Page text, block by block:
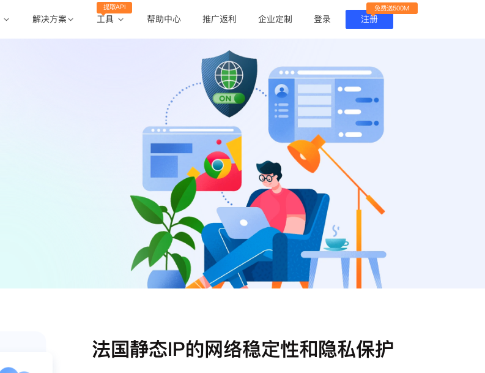
解决方案 工具
提取API
帮助中心 推广返利 企业定制 登录 注册
免费送500M
法国静态IP的网络稳定性和隐私保护